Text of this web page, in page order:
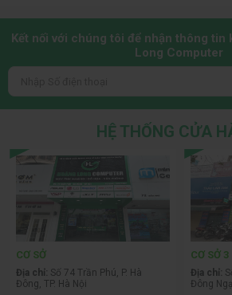
Kết nối với chúng tôi để nhận thông tin
Long Computer
HỆ THỐNG CỬA
CƠ SỞ
Địa chỉ: Số 74 Trần Phú, P. Hà
Đông, TP. Hà Nội
CƠ SỞ 3
Địa chỉ:
Đông